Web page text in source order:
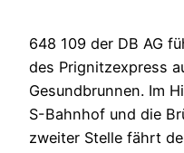
648 109 der DB AG
des Prignitzexpress
Gesundbrunnen. Im
S-Bahnhof und die
zweiter Stelle fährt